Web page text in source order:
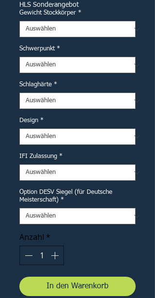
HLS Sonderangebot
Gewicht Stockkörper *
Schwerpunkt *
Schlaghärte *
Design *
IFI Zulassung *
Option DESV Siegel (für Deutsche
Meisterschaft) *
Anzahl *
In den Warenkorb